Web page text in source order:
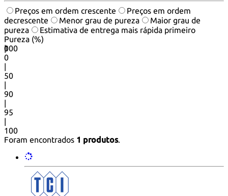
Preços em ordem crescente
Preços em ordem
decrescente
Menor grau de pureza
Maior grau de
pureza
Estimativa de entrega mais rápida primeiro
Pureza (%)
0
100
|
0
|
50
|
90
|
95
|
100
Foram encontrados 1 produtos.